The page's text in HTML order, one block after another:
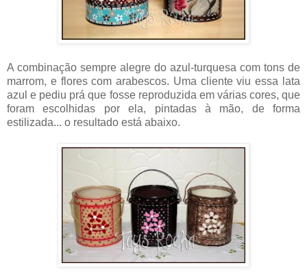
A combinação sempre alegre do azul-turquesa com tons de
marrom, e flores com arabescos. Uma cliente viu essa lata
azul e pediu prá que fosse reproduzida em várias cores, que
foram escolhidas por ela, pintadas à mão, de forma
estilizada... o resultado está abaixo.